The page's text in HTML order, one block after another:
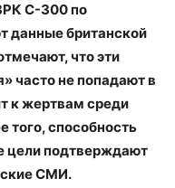
С-300 по
данные британской
что эти
часто не попадают в
к жертвам среди
того, способность
цели подтверждают
СМИ.